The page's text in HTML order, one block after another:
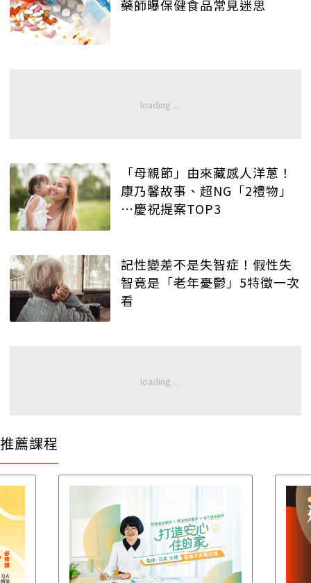
藥師曝保健食品常見迷思
「母親節」由來藏感人洋蔥！
康乃馨故事、超NG「2禮物」
…慶祝提案TOP3
記性變差不是失智症！假性失
智竟是「老年憂鬱」5特徵一次
看
推薦課程